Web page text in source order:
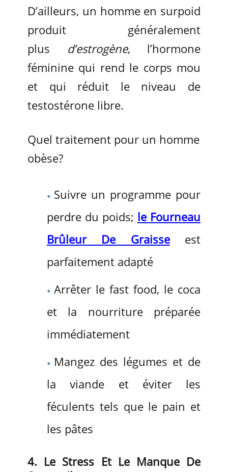
D’ailleurs, un homme en surpoid
produit généralement
plus d’estrogène, l’hormone
féminine qui rend le corps mou
et qui réduit le niveau de
testostérone libre.
Quel traitement pour un homme
obèse?
Suivre un programme pour
perdre du poids; le Fourneau
Brûleur De Graisseest
parfaitement adapté
Arrêter le fast food, le coca
et la nourriture préparée
immédiatement
Mangez des légumes et de
la viande et éviter les
féculents tels que le pain et
les pâtes
4. Le Stress Et Le Manque De